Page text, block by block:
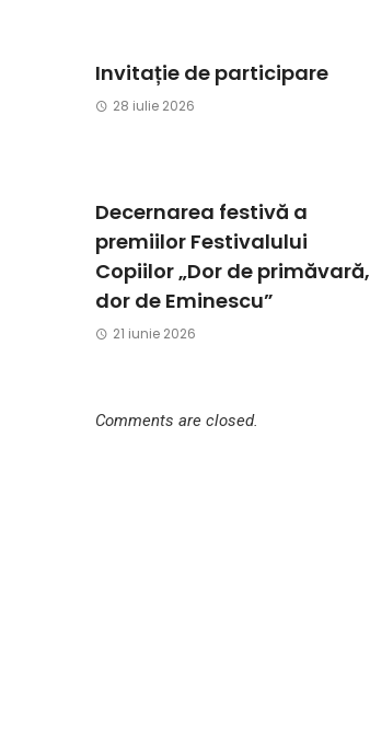
Invitație de participare
28 iulie 2026
Decernarea festivă a
premiilor Festivalului
Copiilor „Dor de primăvară,
dor de Eminescu”
21 iunie 2026
Comments are closed.